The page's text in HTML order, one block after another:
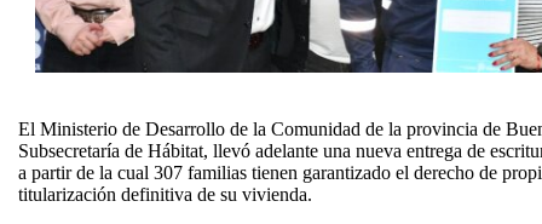
El Ministerio de Desarrollo de la Comunidad de la provincia de
Subsecretaría de Hábitat, llevó adelante una nueva entrega de
a partir de la cual 307 familias tienen garantizado el derecho de
titularización definitiva de su vivienda.